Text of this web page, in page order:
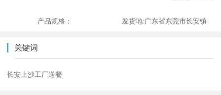
产品规格： 发货地:广东省东莞市长安镇
关键词
长安上沙工厂送餐